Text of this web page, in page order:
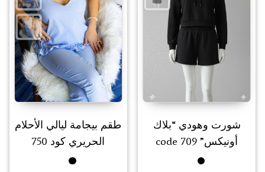
شورت وهودي “بلاك
أونيكس” code 709
طقم بيجامة ليالي الأحلام
الحريري كود 750